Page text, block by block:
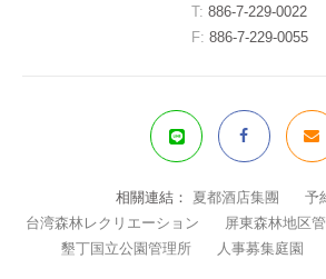
T: 886-7-229-0022
F: 886-7-229-0055
相關連結： 夏都酒店集團
予
台湾森林レクリエーション
屏東森林地区
墾丁国立公園管理所
人事募集庭園